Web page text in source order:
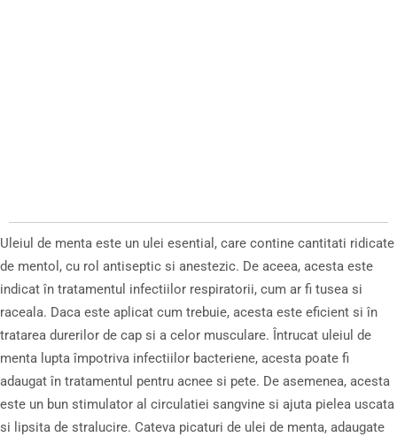
Uleiul de menta este un ulei esential, care contine cantitati ridicate
de mentol, cu rol antiseptic si anestezic. De aceea, acesta este
indicat în tratamentul infectiilor respiratorii, cum ar fi tusea si
raceala. Daca este aplicat cum trebuie, acesta este eficient si în
tratarea durerilor de cap si a celor musculare. Întrucat uleiul de
menta lupta împotriva infectiilor bacteriene, acesta poate fi
adaugat în tratamentul pentru acnee si pete. De asemenea, acesta
este un bun stimulator al circulatiei sangvine si ajuta pielea uscata
si lipsita de stralucire. Cateva picaturi de ulei de menta, adaugate